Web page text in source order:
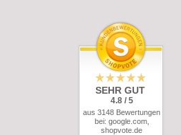
SEHR GUT
4.8 / 5
aus 3148 Bewertungen
bei: google.com,
shopvote.de